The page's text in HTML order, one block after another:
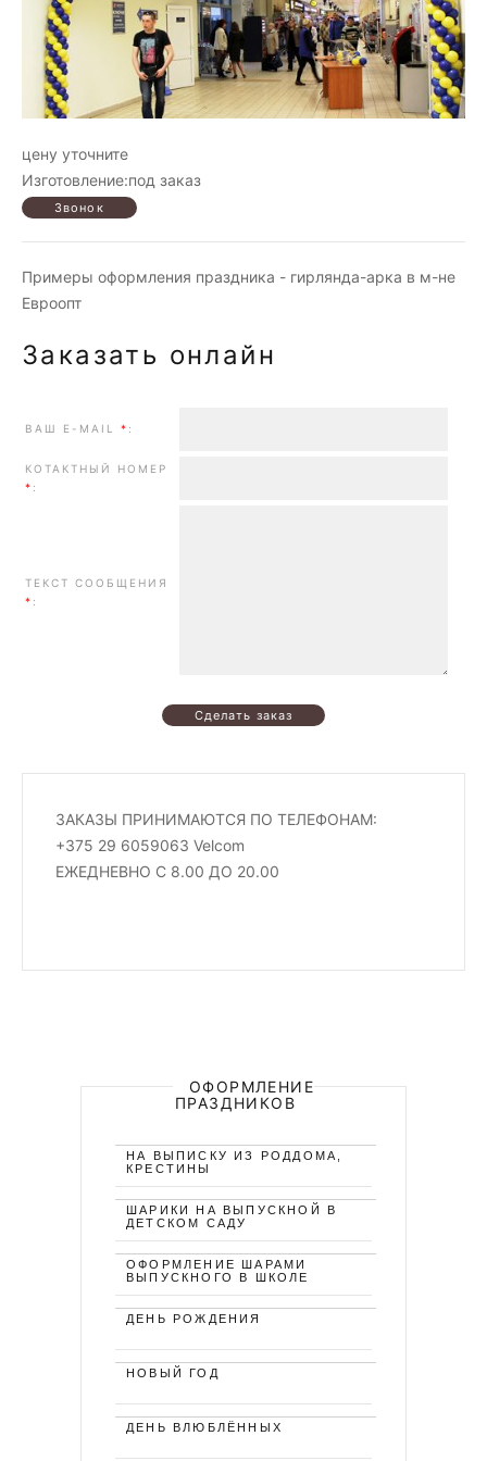
цену уточните
Изготовление:под заказ
Примеры оформления праздника - гирлянда-арка в м-не
Евроопт
Заказать онлайн
ВАШ E-MAIL * :
КОТАКТНЫЙ НОМЕР
* :
ТЕКСТ СООБЩЕНИЯ
* :
ЗАКАЗЫ ПРИНИМАЮТСЯ ПО ТЕЛЕФОНАМ:
+375 29 6059063 Velcom
ЕЖЕДНЕВНО С 8.00 ДО 20.00
ОФОРМЛЕНИЕ
ПРАЗДНИКОВ
НА ВЫПИСКУ ИЗ РОДДОМА,
КРЕСТИНЫ
ШАРИКИ НА ВЫПУСКНОЙ В
ДЕТСКОМ САДУ
ОФОРМЛЕНИЕ ШАРАМИ
ВЫПУСКНОГО В ШКОЛЕ
ДЕНЬ РОЖДЕНИЯ
НОВЫЙ ГОД
ДЕНЬ ВЛЮБЛЁННЫХ